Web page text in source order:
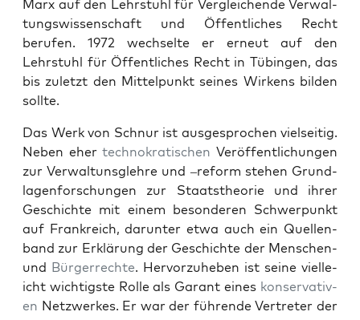
Marx auf den Lehrstuhl für Ver­gle­ichende Ver­wal­
tungswis­senschaft und Öffentlich­es Recht
berufen. 1972 wech­selte er erneut auf den
Lehrstuhl für Öffentlich­es Recht in Tübin­gen, das
bis zulet­zt den Mit­telpunkt seines Wirkens bilden
sollte.
Das Werk von Schnur ist aus­ge­sprochen viel­seit­ig.
Neben ehertech­nokratis­chen Veröf­fentlichun­gen
zur Ver­wal­tun­sglehre und –reform ste­hen Grund­
la­gen­forschun­gen zur Staat­s­the­o­rie und ihrer
Geschichte mit einem beson­deren Schw­er­punkt
auf Frankre­ich, darunter etwa auch ein Quel­len­
band zur Erk­lärung der Geschichte der Men­schen-
und Bürg­er­rechte. Her­vorzuheben ist seine vielle­
icht wichtig­ste Rolle als Garant eines kon­ser­v­a­tiv­
en Net­zw­erkes. Er war der führende Vertreter der